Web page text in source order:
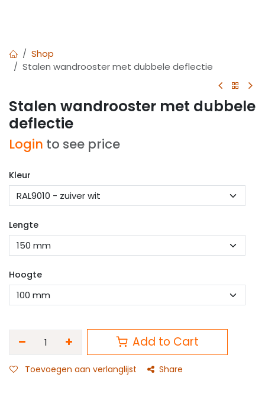
Shop
Stalen wandrooster met dubbele deflectie
Stalen wandrooster met dubbele
deflectie
Login to see price
Kleur
Lengte
Hoogte
Add to Cart
Toevoegen aan verlanglijst Share